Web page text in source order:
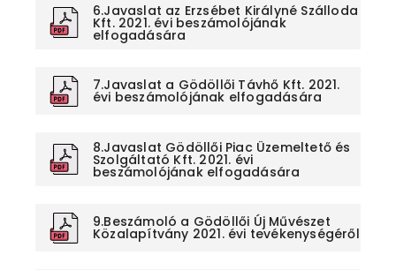
6.Javaslat az Erzsébet Királyné Szálloda
Kft. 2021. évi beszámolójának
elfogadására
7.Javaslat a Gödöllői Távhő Kft. 2021.
évi beszámolójának elfogadására
8.Javaslat Gödöllői Piac Üzemeltető és
Szolgáltató Kft. 2021. évi
beszámolójának elfogadására
9.Beszámoló a Gödöllői Új Művészet
Közalapítvány 2021. évi tevékenységéről